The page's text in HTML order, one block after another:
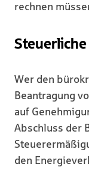
rechnen
Wer den
Beantragung
auf
Abschluss der
den